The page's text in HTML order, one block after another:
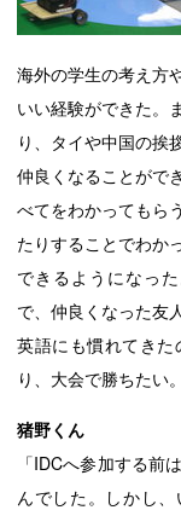
海外の学生の考え方
いい経験ができた。
り、タイや中国の挨
仲良くなることがで
べてをわかってもら
たりすることでわか
できるようになっ
で、仲良くなった友
英語にも慣れてき
り、大会で勝ちたい
猪野くん
「IDCへ参加する前
んでした。しかし